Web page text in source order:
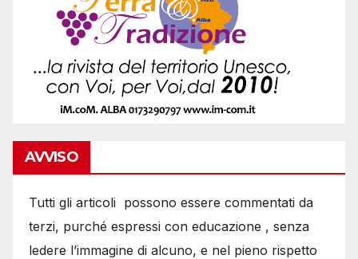
AVVISO
Tutti gli articoli possono essere commentati da
terzi, purché espressi con educazione , senza
ledere l’immagine di alcuno, e nel pieno rispetto